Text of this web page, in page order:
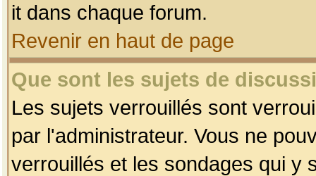
it dans chaque forum.
Revenir en haut de page
Que sont les sujets de
Les sujets verrouillés sont
par l'administrateur. Vous ne
verrouillés et les sondages qui y